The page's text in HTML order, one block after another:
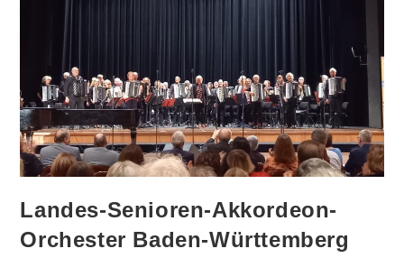
Landes-Senioren-Akkordeon-
Orchester Baden-Württemberg